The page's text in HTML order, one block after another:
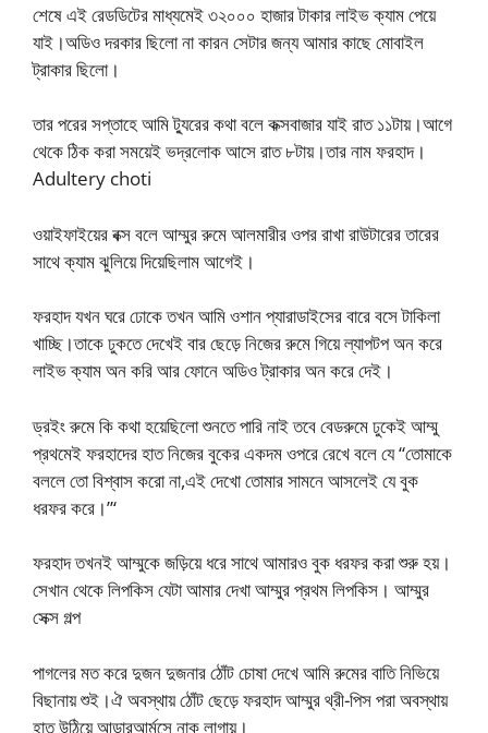
শেষে এই রেডডিটের মাধ্যমেই ৩২০০০ হাজার টাকার লাইভ ক্যাম পেয়ে
যাই।অডিও দরকার ছিলো না কারন সেটার জন্য আমার কাছে মোবাইল
ট্রাকার ছিলো।
তার পরের সপ্তাহে আমি ট্যুরের কথা বলে কক্সবাজার যাই রাত ১১টায়।আগে
থেকে ঠিক করা সময়েই ভদ্রলোক আসে রাত ৮টায়।তার নাম ফরহাদ।
Adultery choti
ওয়াইফাইয়ের বক্স বলে আম্মুর রুমে আলমারীর ওপর রাখা রাউটারের তারের
সাথে ক্যাম ঝুলিয়ে দিয়েছিলাম আগেই।
ফরহাদ যখন ঘরে ঢোকে তখন আমি ওশান প্যারাডাইসের বারে বসে টাকিলা
খাচ্ছি।তাকে ঢুকতে দেখেই বার ছেড়ে নিজের রুমে গিয়ে ল্যাপটপ অন করে
লাইভ ক্যাম অন করি আর ফোনে অডিও ট্রাকার অন করে দেই।
ড্রইং রুমে কি কথা হয়েছিলো শুনতে পারি নাই তবে বেডরুমে ঢুকেই আম্মু
প্রথমেই ফরহাদের হাত নিজের বুকের একদম ওপরে রেখে বলে যে “তোমাকে
বললে তো বিশ্বাস করো না,এই দেখো তোমার সামনে আসলেই যে বুক
ধরফর করে।”‘
ফরহাদ তখনই আম্মুকে জড়িয়ে ধরে সাথে আমারও বুক ধরফর করা শুরু হয়।
সেখান থেকে লিপকিস যেটা আমার দেখা আম্মুর প্রথম লিপকিস। আম্মুর
সেক্স গল্প
পাগলের মত করে দুজন দুজনার ঠোঁট চোষা দেখে আমি রুমের বাতি নিভিয়ে
বিছানায় শুই।ঐ অবস্থায় ঠোঁট ছেড়ে ফরহাদ আম্মুর থ্রী-পিস পরা অবস্থায়
হাত উঠিয়ে আন্ডারআর্মসে নাক লাগায়।